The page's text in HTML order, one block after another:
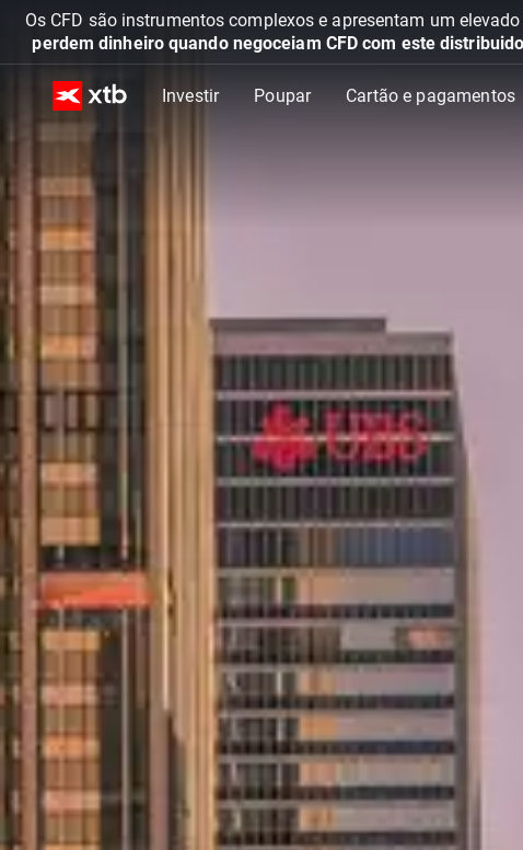
Os CFD são instrumentos complexos e apresentam um
perdem dinheiro quando negoceiam CFD com este
Investir Poupar Cartão e pagamentos